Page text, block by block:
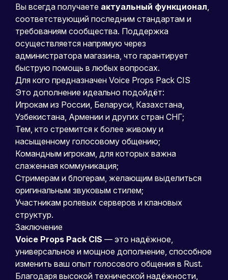
Вы всегда получаете актуальный функционал
соответствующий последним стандартам и
требованиям сообщества. Поддержка
осуществляется напрямую через
администратора магазина, что гарантирует
быструю помощь в любых вопросах.
Для кого предназначен Voice Props Pack CIS
Это дополнение идеально подойдёт:
Игрокам из России, Беларуси, Казахстана,
Узбекистана, Армении и других стран СНГ;
Тем, кто стремится к более живому и
насыщенному голосовому общению;
Командным игрокам, для которых важна
слаженная коммуникация;
Стримерам и блогерам, желающим выделиться
оригинальным звуковым стилем;
Участникам ролевых серверов и клановых
структур.
Заключение
Voice Props Pack CIS — это надёжное,
универсальное и мощное дополнение, способное
изменить ваш опыт голосового общения в Rust.
Благодаря высокой технической надёжности,